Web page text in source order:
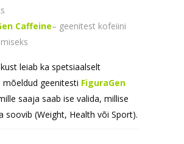
Caffeine– geenitest kofeiini
leiab ka spetsiaalselt
mõeldud geenitesti FiguraGen
saaja saab ise valida, millise
soovib (Weight, Health või Sport).